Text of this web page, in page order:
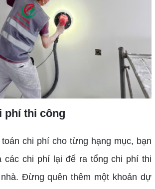
phí thi công
chi phí cho từng hạng mục, bạn
các chi phí lại để ra tổng chi phí thi
Đừng quên thêm một khoản dự